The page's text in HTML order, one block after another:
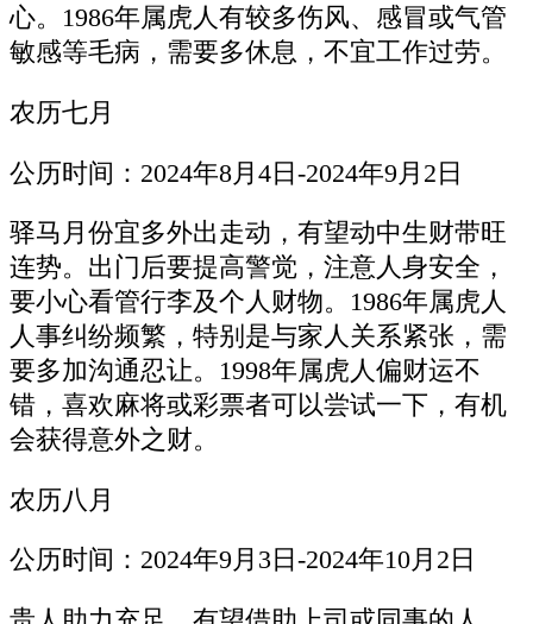
心。1986年属虎人有较多伤风、感冒或气管
敏感等毛病，需要多休息，不宜工作过劳。
农历七月
公历时间：2024年8月4日-2024年9月2日
驿马月份宜多外出走动，有望动中生财带旺
连势。出门后要提高警觉，注意人身安全，
要小心看管行李及个人财物。1986年属虎人
人事纠纷频繁，特别是与家人关系紧张，需
要多加沟通忍让。1998年属虎人偏财运不
错，喜欢麻将或彩票者可以尝试一下，有机
会获得意外之财。
农历八月
公历时间：2024年9月3日-2024年10月2日